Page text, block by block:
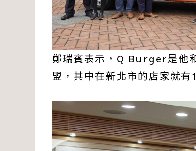
鄭瑞賓表示，Q Burger是他
盟，其中在新北市的店家就有